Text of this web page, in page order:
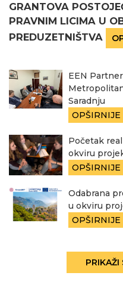
GRANTOVA
PRAVNIM LICIMA U
PREDUZETNIŠTVA
EEN
Saradnju
OPŠIRNIJE
Početak
okviru
OPŠIRNIJE
Odabrana
u okviru
OPŠIRNIJE
PRIKAŽI